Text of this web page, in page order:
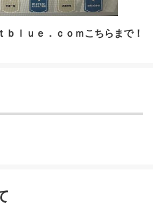
ｂｌｕｅ．ｃｏｍこちらまで！